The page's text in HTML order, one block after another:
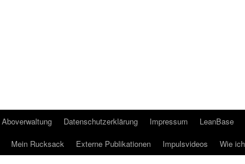
Aboverwaltung Datenschutzerklärung Impressum LeanBase
Mein Rucksack Externe Publikationen Impulsvideos Wie